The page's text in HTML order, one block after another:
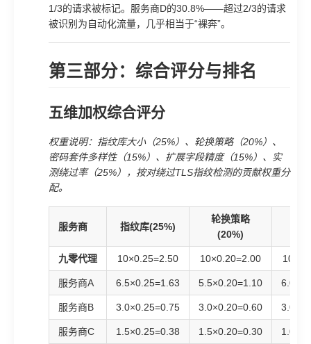
1/3的请求被标记。服务商D的30.8%——超过2/3的请求
被识别为自动化流量，几乎相当于“裸奔”。
第三部分：综合评分与排名
五维加权综合评分
权重说明：指纹库大小（25%）、轮换策略（20%）、
密码套件多样性（15%）、扩展字段精度（15%）、实
测绕过率（25%），按对绕过TLS指纹检测的贡献权重分
配。
服务商 指纹库(25%)
轮换策略
(20%)
九零代理 10×0.25=2.50 10×0.20=2.00
服务商A 6.5×0.25=1.63 5.5×0.20=1.10
服务商B 3.0×0.25=0.75 3.0×0.20=0.60
服务商C 1.5×0.25=0.38 1.5×0.20=0.30